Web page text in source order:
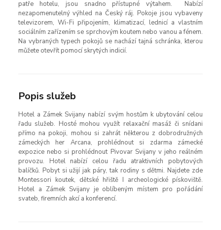
patře hotelu, jsou snadno přístupné výtahem. Nabízí
nezapomenutelný výhled na Český ráj. Pokoje jsou vybaveny
televizorem, Wi-Fi připojením, klimatizací, lednicí a vlastním
sociálním zařízením se sprchovým koutem nebo vanou a fénem.
Na vybraných typech pokojů se nachází tajná schránka, kterou
můžete otevřít pomocí skrytých indicií.
Popis služeb
Hotel a Zámek Svijany nabízí svým hostům k ubytování celou
řadu služeb. Hosté mohou využít relaxační masáž či snídani
přímo na pokoji, mohou si zahrát některou z dobrodružných
zámeckých her Arcana, prohlédnout si zdarma zámecké
expozice nebo si prohlédnout Pivovar Svijany v jeho reálném
provozu. Hotel nabízí celou řadu atraktivních pobytových
balíčků. Pobyt si užijí jak páry, tak rodiny s dětmi. Najdete zde
Montessori koutek, dětské hřiště I archeologické pískoviště.
Hotel a Zámek Svijany je oblíbeným místem pro pořádání
svateb, firemních akcí a konferencí.